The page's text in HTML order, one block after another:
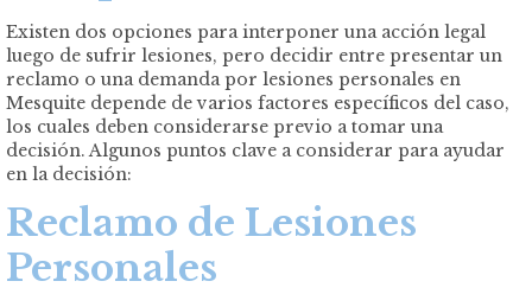
Existen dos opciones para interponer una acción legal
luego de sufrir lesiones, pero decidir entre presentar un
reclamo o una demanda por lesiones personales en
Mesquite depende de varios factores específicos del caso,
los cuales deben considerarse previo a tomar una
decisión. Algunos puntos clave a considerar para ayudar
en la decisión:
Reclamo de Lesiones
Personales